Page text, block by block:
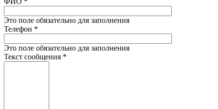
Это поле обязательно для заполнения
Телефон *
Это поле обязательно для заполнения
Текст сообщения *